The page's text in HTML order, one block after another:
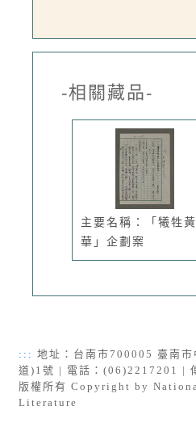
-相關藏品-
主要名稱：「犧牲黃
華」企劃案
::: 地址：台南市700005 臺南
道)1號 | 電話：(06)2217201 |
版權所有 Copyright by
Literature